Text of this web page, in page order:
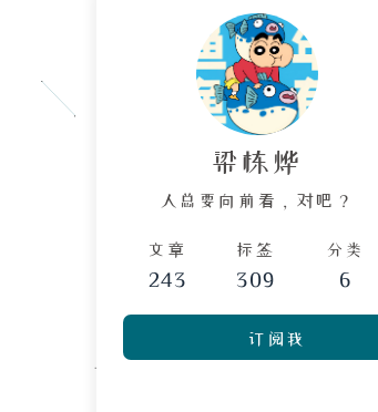
梁栋烨
人总要向前看，对吧？
文章
243
标签
309
分类
6
订阅我